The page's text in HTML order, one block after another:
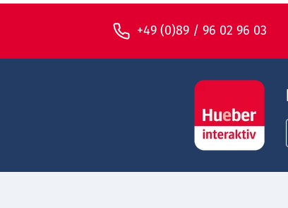
+49 (0)89 / 96 02 96 03